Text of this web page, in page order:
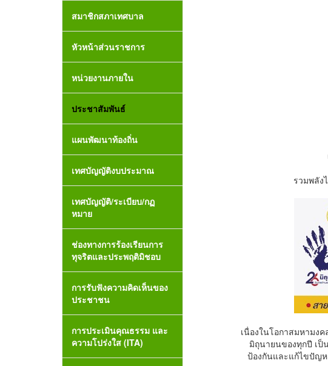
สมาชิกสภาเทศบาล
หัวหน้าส่วนราชการ
หน่วยงานภายใน
ประชาสัมพันธ์
แผนพัฒนาท้องถิ่น
เทศบัญญัติงบประมาณ
เทศบัญญัติ/ระเบียบ/กฏ
หมาย
ช่องทางการร้องเรียนการ
ทุจริตและประพฤติมิชอบ
การรับฟังความคิดเห็นของ
ประชาชน
การประเมินคุณธรรม และ
ความโปร่งใส (ITA)
รวมพลัง
เนื่องในโอกาสมหามง
มิถุนายนของทุกปี เป็
ป้องกันและแก้ไขปัญ